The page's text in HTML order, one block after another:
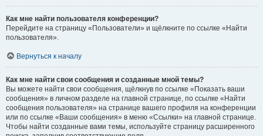
Как мне найти пользователя конференции?
Перейдите на страницу «Пользователи» и щёлкните по ссылке «Найти
пользователя».
Вернуться к началу
Как мне найти свои сообщения и созданные мной темы?
Вы можете найти свои сообщения, щёлкнув по ссылке «Показать ваши
сообщения» в личном разделе на главной странице, по ссылке «Найти
сообщения пользователя» на странице вашего профиля на конференции
или по ссылке «Ваши сообщения» в меню «Ссылки» на главной странице.
Чтобы найти созданные вами темы, используйте страницу расширенного